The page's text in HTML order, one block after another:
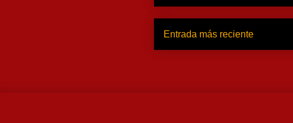
Entrada más reciente